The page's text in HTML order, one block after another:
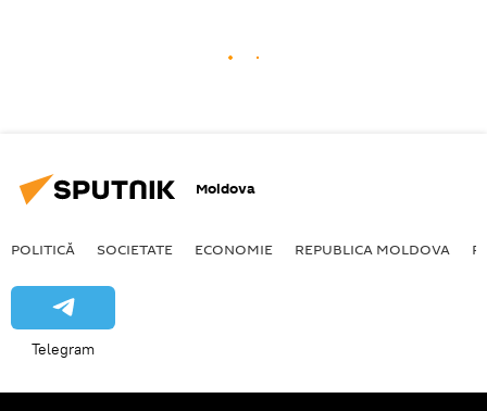
Moldova
POLITICĂ SOCIETATE ECONOMIE REPUBLICA MOLDOVA
Telegram